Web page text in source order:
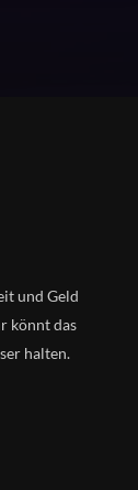
und Geld
könnt das
halten.